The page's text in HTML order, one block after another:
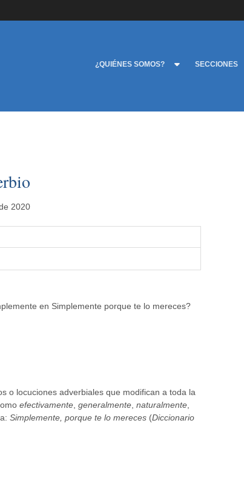
¿QUIÉNES SOMOS? SECCIONES
2020
en Simplemente porque te lo mereces?
o locuciones adverbiales que modifican a toda la
efectivamente, generalmente, naturalmente,
Simplemente, porque te lo mereces (Diccionario